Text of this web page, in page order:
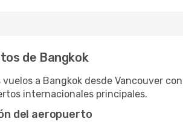
de Bangkok
vuelos a Bangkok desde Vancouver
internacionales principales.
del aeropuerto